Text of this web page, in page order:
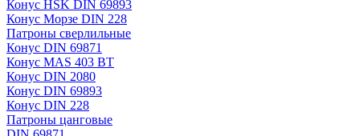
Конус HSK DIN 69893
Конус Морзе DIN 228
Патроны сверлильные
Конус DIN 69871
Конус MAS 403 BT
Конус DIN 2080
Конус DIN 69893
Конус DIN 228
Патроны цанговые